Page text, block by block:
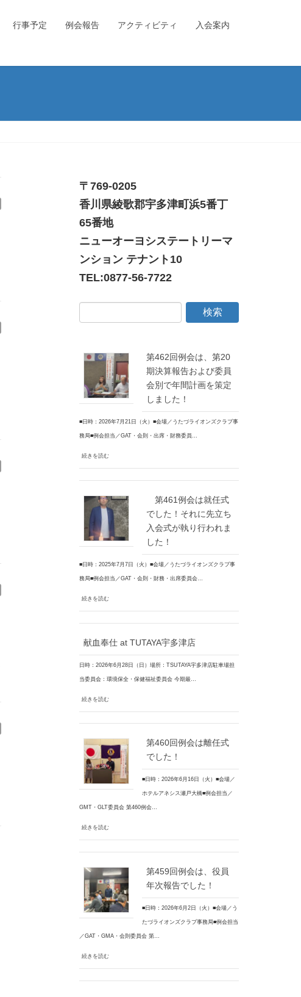
行事予定 例会報告 アクティビティ 入会案内
〒769-0205
香川県綾歌郡宇多津町浜5番丁
65番地
ニューオーヨシステートリーマ
ンション テナント10
TEL:0877-56-7722
第462回例会は、第20
期決算報告および委員
会別で年間計画を策定
しました！
■日時：2026年7月21日（火）■会場／うたづライオンズクラブ事
務局■例会担当／GAT・会則・出席・財務委員…
続きを読む
第461例会は就任式
でした！それに先立ち
入会式が執り行われま
した！
■日時：2025年7月7日（火）■会場／うたづライオンズクラブ事
務局■例会担当／GAT・会則・財務・出席委員会…
続きを読む
献血奉仕 at TUTAYA宇多津店
日時：2026年6月28日（日）場所：TSUTAYA宇多津店駐車場担
当委員会：環境保全・保健福祉委員会 今期最…
続きを読む
第460回例会は離任式
でした！
■日時：2026年6月16日（火）■会場／
ホテルアネシス瀬戸大橋■例会担当／
GMT・GLT委員会 第460例会…
続きを読む
第459回例会は、役員
年次報告でした！
■日時：2026年6月2日（火）■会場／う
たづライオンズクラブ事務局■例会担当
／GAT・GMA・会則委員会 第…
続きを読む